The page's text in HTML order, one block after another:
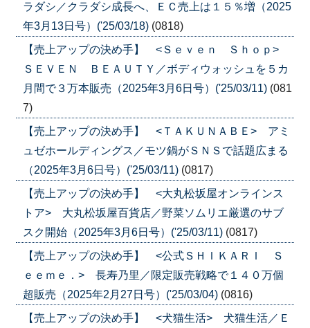
ラダシ／クラダシ成長へ、ＥＣ売上は１５％増（2025
年3月13日号）('25/03/18) (0818)
【売上アップの決め手】 <Ｓｅｖｅｎ Ｓｈｏｐ>
ＳＥＶＥＮ ＢＥＡＵＴＹ／ボディウォッシュを５カ
月間で３万本販売（2025年3月6日号）('25/03/11) (081
7)
【売上アップの決め手】 <ＴＡＫＵＮＡＢＥ> アミ
ュゼホールディングス／モツ鍋がＳＮＳで話題広まる
（2025年3月6日号）('25/03/11) (0817)
【売上アップの決め手】 <大丸松坂屋オンラインス
トア> 大丸松坂屋百貨店／野菜ソムリエ厳選のサブ
スク開始（2025年3月6日号）('25/03/11) (0817)
【売上アップの決め手】 <公式ＳＨＩＫＡＲＩ Ｓ
ｅｅｍｅ．> 長寿乃里／限定販売戦略で１４０万個
超販売（2025年2月27日号）('25/03/04) (0816)
【売上アップの決め手】 <犬猫生活> 犬猫生活／Ｅ